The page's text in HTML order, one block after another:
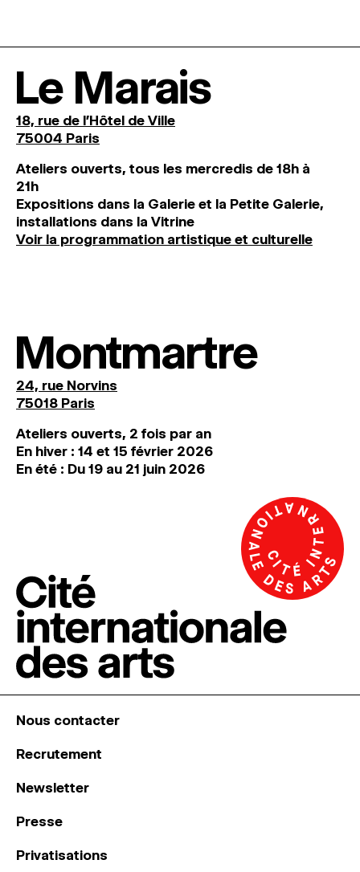
Le Marais
18, rue de l'Hôtel de Ville
75004 Paris
Ateliers ouverts, tous les mercredis de 18h à
21h
Expositions dans la Galerie et la Petite Galerie,
installations dans la Vitrine
Voir la programmation artistique et culturelle
Montmartre
24, rue Norvins
75018 Paris
Ateliers ouverts, 2 fois par an
En hiver : 14 et 15 février 2026
En été : Du 19 au 21 juin 2026
Nous contacter
Recrutement
Newsletter
Presse
Privatisations